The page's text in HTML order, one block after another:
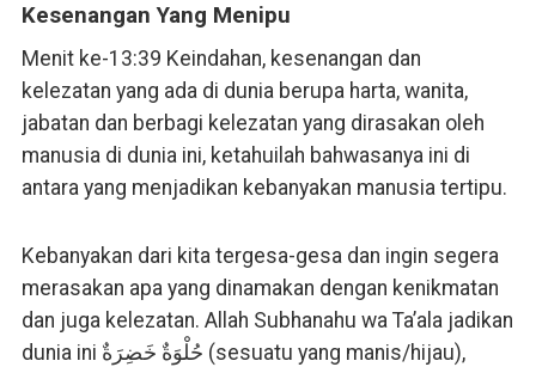
Kesenangan Yang Menipu
Menit ke-13:39 Keindahan, kesenangan dan
kelezatan yang ada di dunia berupa harta, wanita,
jabatan dan berbagi kelezatan yang dirasakan oleh
manusia di dunia ini, ketahuilah bahwasanya ini di
antara yang menjadikan kebanyakan manusia tertipu.
Kebanyakan dari kita tergesa-gesa dan ingin segera
merasakan apa yang dinamakan dengan kenikmatan
dan juga kelezatan. Allah Subhanahu wa Ta’ala jadikan
dunia ini حُلْوَةٌ خَضِرَةٌ (sesuatu yang manis/hijau),